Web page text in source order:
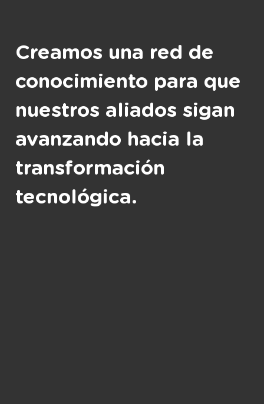
Creamos una red de
conocimiento para que
nuestros aliados sigan
avanzando hacia la
transformación
tecnológica.